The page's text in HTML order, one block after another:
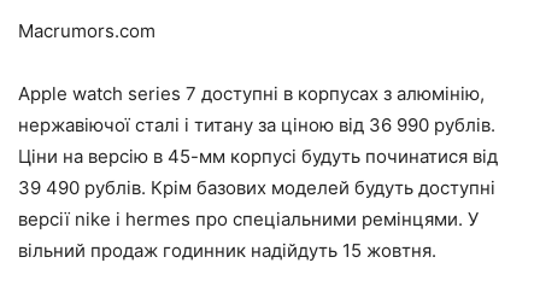
Macrumors.com
Apple watch series 7 доступні в корпусах з алюмінію,
нержавіючої сталі і титану за ціною від 36 990 рублів.
Ціни на версію в 45-мм корпусі будуть починатися від
39 490 рублів. Крім базових моделей будуть доступні
версії nike і hermes про спеціальними ремінцями. У
вільний продаж годинник надійдуть 15 жовтня.